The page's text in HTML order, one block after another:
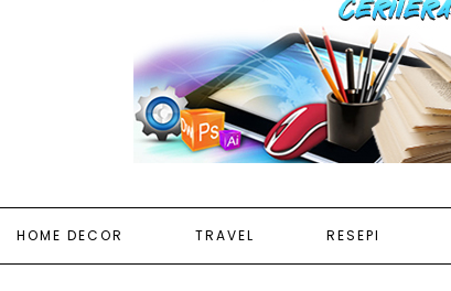
HOME DECOR TRAVEL RESEPI